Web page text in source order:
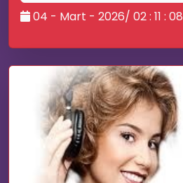
💚
04 - Mart - 2026/ 02 : 11 : 08